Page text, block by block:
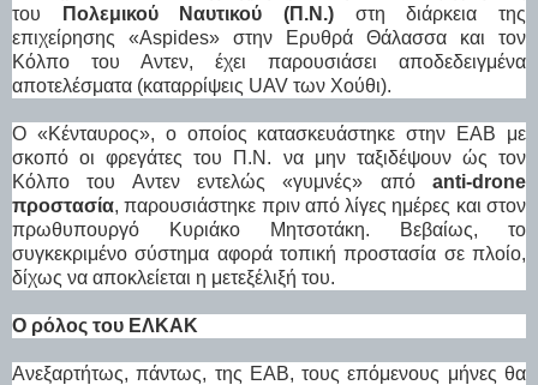
του
Πολεμικού Ναυτικού (Π.Ν.) στη διάρκεια της
επιχείρησης «Aspides» στην Ερυθρά Θάλασσα και τον
Κόλπο του Αντεν, έχει παρουσιάσει αποδεδειγμένα
αποτελέσματα (καταρρίψεις UAV των Χούθι).
Ο «Κένταυρος», ο οποίος κατασκευάστηκε στην ΕΑΒ με
σκοπό οι φρεγάτες του Π.Ν. να μην ταξιδέψουν ώς τον
Κόλπο του Αντεν εντελώς «γυμνές» από anti-drone
προστασία, παρουσιάστηκε πριν από λίγες ημέρες και στον
πρωθυπουργό Κυριάκο Μητσοτάκη. Βεβαίως, το
συγκεκριμένο σύστημα αφορά τοπική προστασία σε πλοίο,
δίχως να αποκλείεται η μετεξέλιξή του.
Ο ρόλος του ΕΛΚΑΚ
Ανεξαρτήτως, πάντως, της ΕΑΒ, τους επόμενους μήνες θα